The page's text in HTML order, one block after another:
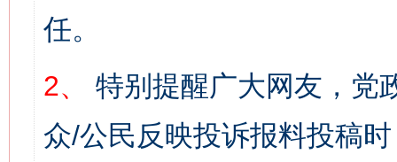
任。
2、
特别提醒广大网友，党
众/公民反映投诉报料投稿